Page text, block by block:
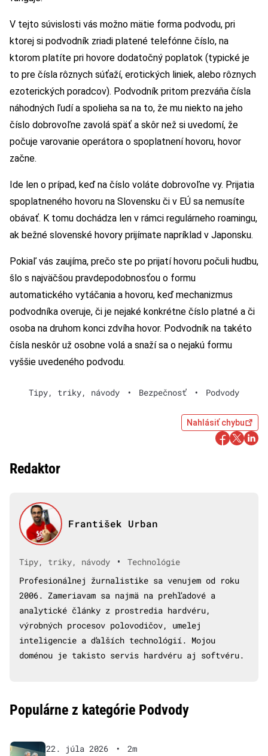
V tejto súvislosti vás možno mätie forma podvodu, pri
ktorej si podvodník zriadi platené telefónne číslo, na
ktorom platíte pri hovore dodatočný poplatok (typické je
to pre čísla rôznych súťaží, erotických liniek, alebo rôznych
ezoterických poradcov). Podvodník pritom prezváňa čísla
náhodných ľudí a spolieha sa na to, že mu niekto na jeho
číslo dobrovoľne zavolá späť a skôr než si uvedomí, že
počuje varovanie operátora o spoplatnení hovoru, hovor
začne.
Ide len o prípad, keď na číslo voláte dobrovoľne vy. Prijatia
spoplatneného hovoru na Slovensku či v EÚ sa nemusíte
obávať. K tomu dochádza len v rámci regulárneho roamingu,
ak bežné slovenské hovory prijímate napríklad v Japonsku.
Pokiaľ vás zaujíma, prečo ste po prijatí hovoru počuli hudbu,
šlo s najväčšou pravdepodobnosťou o formu
automatického vytáčania a hovoru, keď mechanizmus
podvodníka overuje, či je nejaké konkrétne číslo platné a či
osoba na druhom konci zdvíha hovor. Podvodník na takéto
čísla neskôr už osobne volá a snaží sa o nejakú formu
vyššie uvedeného podvodu.
Tipy, triky, návody • Bezpečnosť • Podvody
Nahlásiť chybu
Redaktor
František Urban
Tipy, triky, návody •
Technológie
Profesionálnej žurnalistike sa venujem od roku
2006. Zameriavam sa najmä na prehľadové a
analytické články z prostredia hardvéru,
výrobných procesov polovodičov, umelej
inteligencie a ďalších technológií. Mojou
doménou je takisto servis hardvéru aj softvéru.
Populárne z kategórie Podvody
22. júla 2026 •
2m